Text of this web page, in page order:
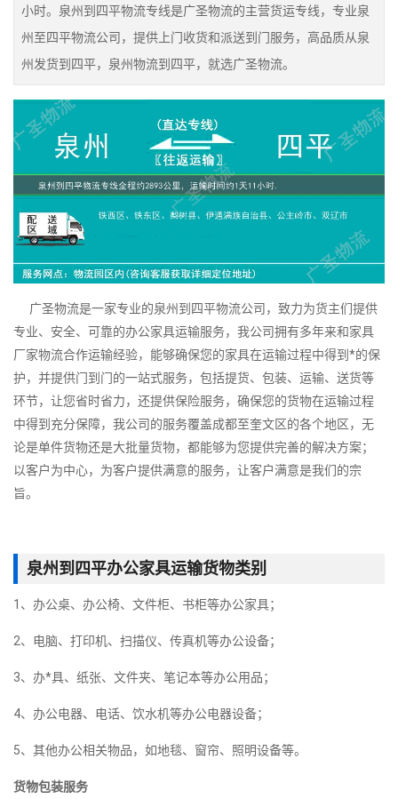
小时。泉州到四平物流专线是广圣物流的主营货运专线，专业泉
州至四平物流公司，提供上门收货和派送到门服务，高品质从泉
州发货到四平，泉州物流到四平，就选广圣物流。
广圣物流是一家专业的泉州到四平物流公司，致力为货主们提供
专业、安全、可靠的办公家具运输服务，我公司拥有多年来和家具
厂家物流合作运输经验，能够确保您的家具在运输过程中得到*的保
护，并提供门到门的一站式服务，包括提货、包装、运输、送货等
环节，让您省时省力，还提供保险服务，确保您的货物在运输过程
中得到充分保障，我公司的服务覆盖成都至奎文区的各个地区，无
论是单件货物还是大批量货物，都能够为您提供完善的解决方案；
以客户为中心，为客户提供满意的服务，让客户满意是我们的宗
旨。
泉州到四平办公家具运输货物类别
1、办公桌、办公椅、文件柜、书柜等办公家具；
2、电脑、打印机、扫描仪、传真机等办公设备；
3、办*具、纸张、文件夹、笔记本等办公用品；
4、办公电器、电话、饮水机等办公电器设备；
5、其他办公相关物品，如地毯、窗帘、照明设备等。
货物包装服务